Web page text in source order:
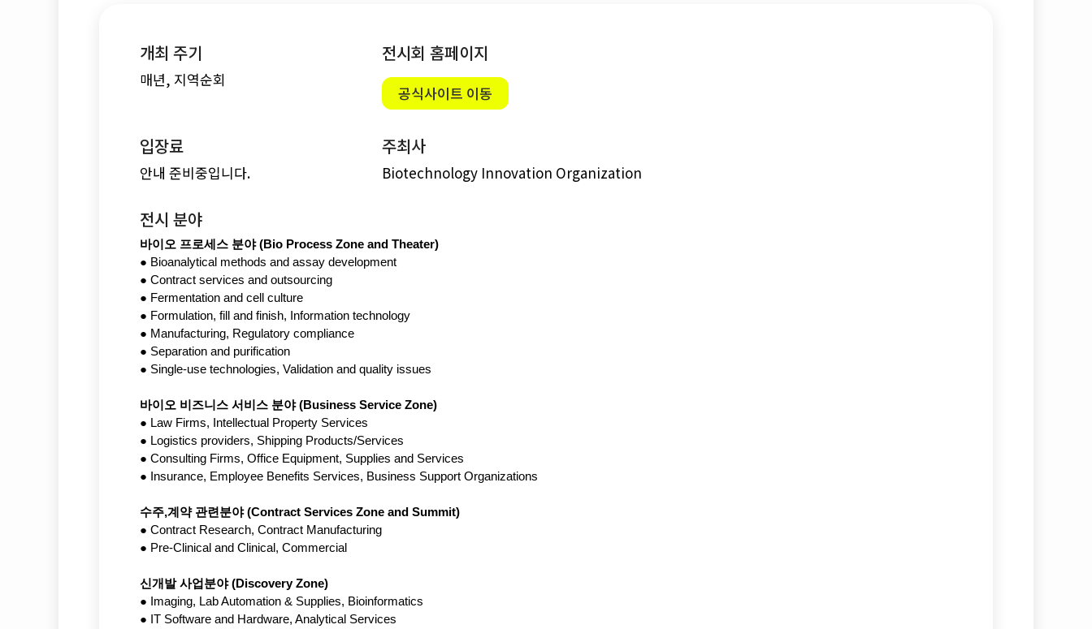
개최 주기
매년, 지역순회
전시회 홈페이지
공식사이트 이동
입장료
안내 준비중입니다.
주최사
Biotechnology Innovation Organization
전시 분야
바이오 프로세스 분야 (Bio Process Zone and Theater)
● Bioanalytical methods and assay development
● Contract services and outsourcing
● Fermentation and cell culture
● Formulation, fill and finish, Information technology
● Manufacturing, Regulatory compliance
● Separation and purification
● Single-use technologies, Validation and quality issues
바이오 비즈니스 서비스 분야 (Business Service Zone)
● Law Firms, Intellectual Property Services
● Logistics providers, Shipping Products/Services
● Consulting Firms, Office Equipment, Supplies and Services
● Insurance, Employee Benefits Services, Business Support Organizations
수주,계약 관련분야 (Contract Services Zone and Summit)
● Contract Research, Contract Manufacturing
● Pre-Clinical and Clinical, Commercial
신개발 사업분야 (Discovery Zone)
● Imaging, Lab Automation & Supplies, Bioinformatics
● IT Software and Hardware, Analytical Services